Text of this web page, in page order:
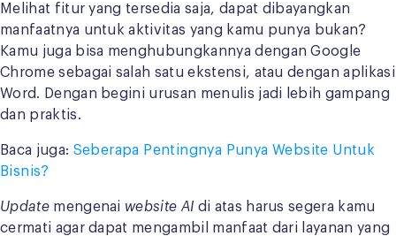
Melihat fitur yang tersedia saja, dapat dibayangkan
manfaatnya untuk aktivitas yang kamu punya bukan?
Kamu juga bisa menghubungkannya dengan Google
Chrome sebagai salah satu ekstensi, atau dengan aplikasi
Word. Dengan begini urusan menulis jadi lebih gampang
dan praktis.
Baca juga: Seberapa Pentingnya Punya Website Untuk
Bisnis?
Updatemengenai website AI di atas harus segera kamu
cermati agar dapat mengambil manfaat dari layanan yang